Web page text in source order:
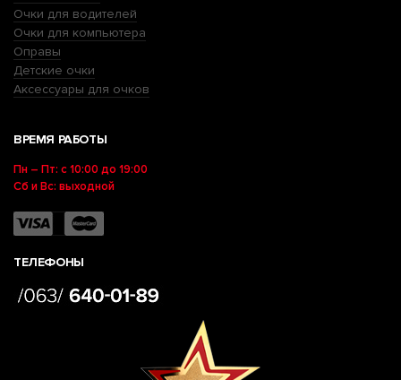
Очки для водителей
Очки для компьютера
Оправы
Детские очки
Аксессуары для очков
ВРЕМЯ РАБОТЫ
Пн – Пт: с 10:00 до 19:00
Сб и Вс: выходной
ТЕЛЕФОНЫ